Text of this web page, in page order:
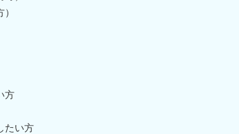
方
たい方